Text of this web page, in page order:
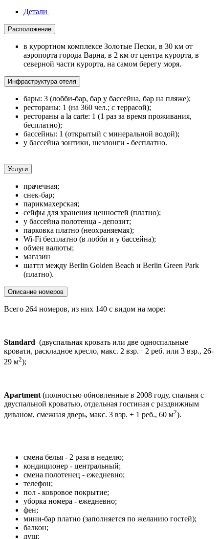
Детали
Расположение
в курортном комплексе Золотые Пески, в 30 км от
аэропорта города Варна, в 2 км от центра курорта, в
северной части курорта, на самом берегу моря.
Инфраструктура отеля
бары: 3 (лобби-бар, бар у бассейна, бар на пляже);
рестораны: 1 (на 360 чел.; с террасой);
рестораны a la carte: 1 (1 раз за время проживания,
бесплатно);
бассейны: 1 (открытый с минеральной водой);
у бассейна зонтики, шезлонги - бесплатно.
Услуги
прачечная;
снек-бар;
парикмахерская;
сейфы для хранения ценностей (платно);
у бассейна полотенца - депозит;
парковка платно (неохраняемая);
Wi-Fi бесплатно (в лобби и у бассейна);
обмен валюты;
магазин
шаттл между Berlin Golden Beach и Berlin Green Park
(платно).
Описание номеров
Всего 264 номеров, из них 140 с видом на море:
Standard (двуспальная кровать или две односпальные
кровати, раскладное кресло, макс. 2 взр.+ 2 реб. или 3 взр., 26-
29 м2);
Apartment(полностью обновленные в 2008 году, спальня с
двуспальной кроватью, отдельная гостиная с раздвижным
диваном, смежная дверь, макс. 3 взр. + 1 реб., 60 м2).
смена белья - 2 раза в неделю;
кондиционер - центральный;
смена полотенец - ежедневно;
телефон;
пол - ковровое покрытие;
уборка номера - ежедневно;
фен;
мини-бар платно (заполняется по желанию гостей);
балкон;
душ;